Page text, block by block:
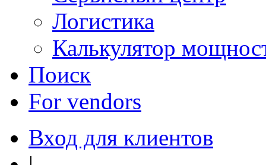
Логистика
Калькулятор
Поиск
For vendors
Вход для клиентов